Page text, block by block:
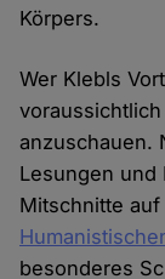
Körpers.
Wer Klebls
anzuschauen.
Lesungen und
Mitschnitte auf
besonderes